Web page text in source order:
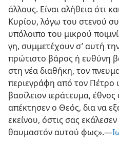
άλλους. Είναι αλήθεια ότι
Κυρίου, λόγω του στενού
υπόλοιπο του μικρού
γη, συμμετέχουν σ’ αυτή
πρώτιστο βάρος ή ευθύνη
στη νέα διαθήκη, τον
περιεγράφη από τον Πέτρο
βασίλειον ιεράτευμα,
απέκτησεν ο Θεός, δια να
εκείνου, όστις σας
θαυμαστόν αυτού φως».—